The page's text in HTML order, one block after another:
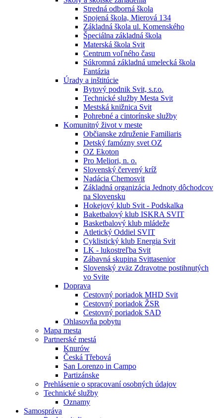
Stredná odborná škola
Spojená škola, Mierová 134
Základná škola ul. Komenského
Špeciálna základná škola
Materská škola Svit
Centrum voľného času
Súkromná základná umelecká škola
Fantázia
Úrady a inštitúcie
Bytový podnik Svit, s.r.o.
Technické služby Mesta Svit
Mestská knižnica Svit
Pohrebné a cintorínske služby
Komunitný život v meste
Občianske združenie Familiaris
Detský famózny svet OZ
OZ Ekoton
Pro Meliori, n. o.
Slovenský červený kríž
Nadácia Chemosvit
Základná organizácia Jednoty dôchodcov
na Slovensku
Hokejový klub Svit - Podskalka
Baketbalový klub ISKRA SVIT
Basketbalový klub mládeže
Atletický Oddiel SVIT
Cyklistický klub Energia Svit
LK - lukostreľba Svit
Zábavná skupina Svittasenior
Slovenský zväz Zdravotne postihnutých
vo Svite
Doprava
Cestovný poriadok MHD Svit
Cestovný poriadok ŽSR
Cestovný poriadok SAD
Ohlasovňa pobytu
Mapa mesta
Partnerské mestá
Knurów
Česká Třebová
San Lorenzo in Campo
Partizánske
Prehlásenie o spracovaní osobných údajov
Technické služby
Oznamy
Samospráva